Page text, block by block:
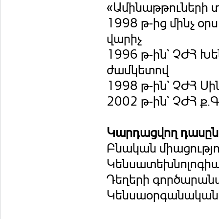
«Ամինաթթուների
1998 թ-ից մինչ
վարիչ
1996 թ-ին` ՉԺՀ
ժամկետով
1998 թ-ին` ՉԺՀ
2002 թ-ին` ՉԺՀ
Կարդացվող
Բնական
Դեղերի